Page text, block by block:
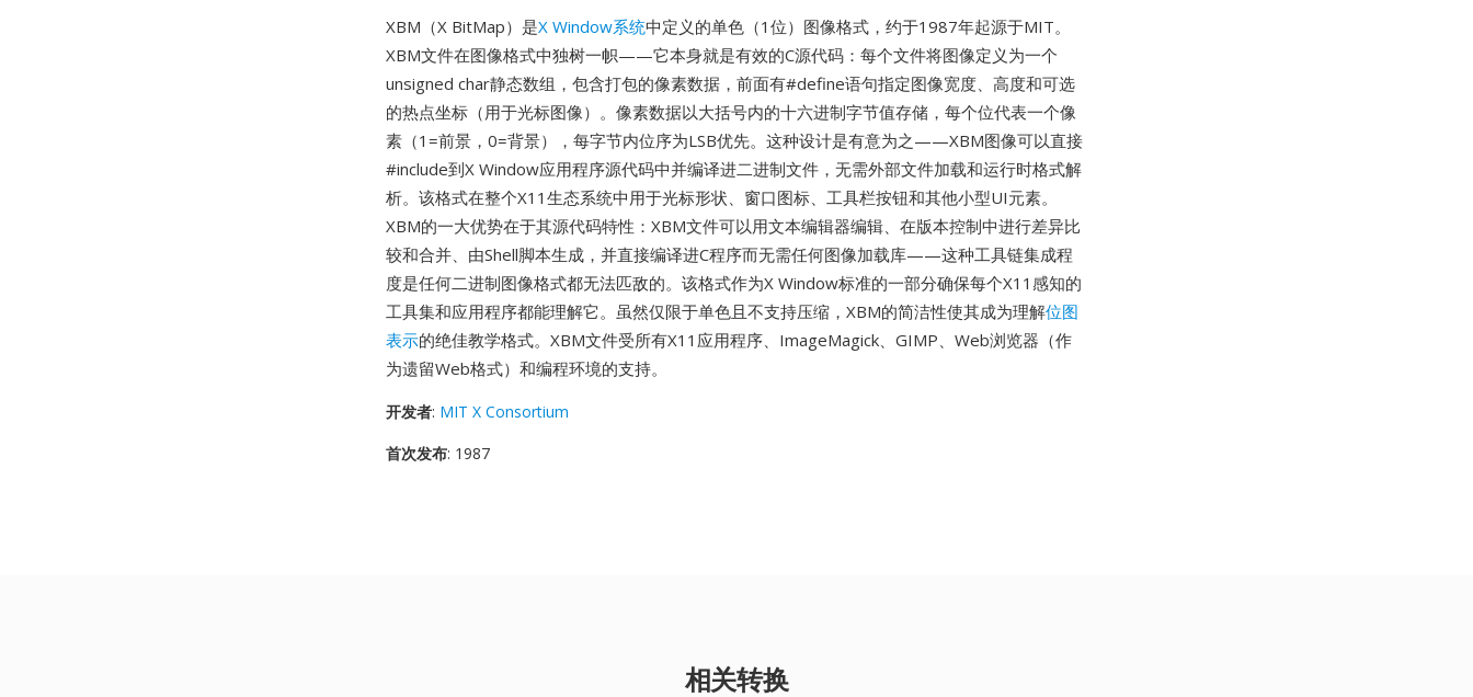
XBM（X BitMap）是X Window系统中定义的单色（1位）图像格式，约于1987年起源于MIT。
XBM文件在图像格式中独树一帜——它本身就是有效的C源代码：每个文件将图像定义为一个
unsigned char静态数组，包含打包的像素数据，前面有#define语句指定图像宽度、高度和可选
的热点坐标（用于光标图像）。像素数据以大括号内的十六进制字节值存储，每个位代表一个像
素（1=前景，0=背景），每字节内位序为LSB优先。这种设计是有意为之——XBM图像可以直接
#include到X Window应用程序源代码中并编译进二进制文件，无需外部文件加载和运行时格式解
析。该格式在整个X11生态系统中用于光标形状、窗口图标、工具栏按钮和其他小型UI元素。
XBM的一大优势在于其源代码特性：XBM文件可以用文本编辑器编辑、在版本控制中进行差异比
较和合并、由Shell脚本生成，并直接编译进C程序而无需任何图像加载库——这种工具链集成程
度是任何二进制图像格式都无法匹敌的。该格式作为X Window标准的一部分确保每个X11感知的
工具集和应用程序都能理解它。虽然仅限于单色且不支持压缩，XBM的简洁性使其成为理解位图
表示的绝佳教学格式。XBM文件受所有X11应用程序、ImageMagick、GIMP、Web浏览器（作
为遗留Web格式）和编程环境的支持。
开发者: MIT X Consortium
首次发布: 1987
相关转换